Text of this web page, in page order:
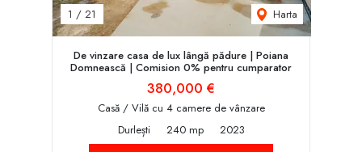
1 / 21 Harta
De vinzare casa de lux lângă pădure | Poiana
Domnească | Comision 0% pentru cumparator
380,000 €
Casă / Vilă cu 4 camere de vânzare
Durlești
240 mp
2023